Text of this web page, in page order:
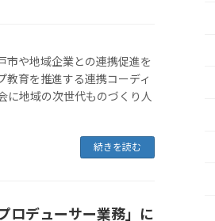
市や地域企業との連携促進を
教育を推進する連携コーディ
に地域の次世代ものづくり人
続きを読む
ロデューサー業務」に